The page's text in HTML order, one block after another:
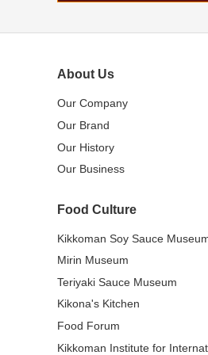
About Us
Our Company
Our Brand
Our History
Our Business
Food Culture
Kikkoman Soy Sauce
Mirin Museum
Teriyaki Sauce Museum
Kikona's Kitchen
Food Forum
Kikkoman Institute for